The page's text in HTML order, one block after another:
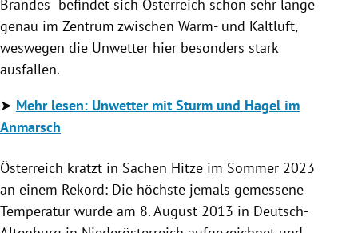
Brandes befindet sich Österreich schon sehr lange
genau im Zentrum zwischen Warm- und Kaltluft,
weswegen die Unwetter hier besonders stark
ausfallen.
➤ Mehr lesen: Unwetter mit Sturm und Hagel im
Anmarsch
Österreich kratzt in Sachen Hitze im Sommer 2023
an einem Rekord: Die höchste jemals gemessene
Temperatur wurde am 8. August 2013 in Deutsch-